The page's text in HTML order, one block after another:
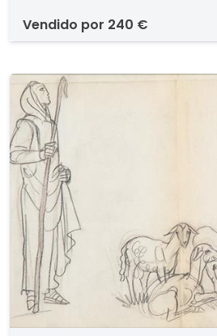
vendido por 240 €